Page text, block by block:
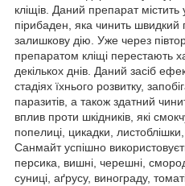
кліщів. Даний препарат містить
пірибаден, яка чинить швидкий
залишкову дію. Уже через
препаратом кліщі перестають
декількох днів. Даний засіб
стадіях їхнього розвитку,
паразитів, а також здатний
вплив проти шкідників, які
попелиці, цикадки,
Санмайт успішно
персика, вишні, черешні,
суниці, аґрусу, винограду,